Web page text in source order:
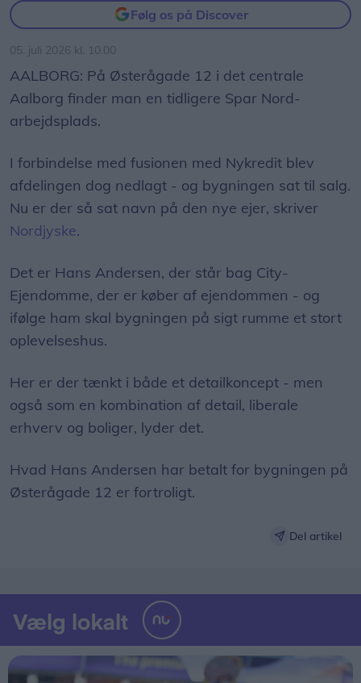
Følg os på Discover
05. juli 2026 kl. 10.00
AALBORG: På Østerågade 12 i det centrale
Aalborg finder man en tidligere Spar Nord-
arbejdsplads.
I forbindelse med fusionen med Nykredit blev
afdelingen dog nedlagt - og bygningen sat til salg.
Nu er der så sat navn på den nye ejer, skriver
Nordjyske.
Det er Hans Andersen, der står bag City-
Ejendomme, der er køber af ejendommen - og
ifølge ham skal bygningen på sigt rumme et stort
oplevelseshus.
Her er der tænkt i både et detailkoncept - men
også som en kombination af detail, liberale
erhverv og boliger, lyder det.
Hvad Hans Andersen har betalt for bygningen på
Østerågade 12 er fortroligt.
Del artikel